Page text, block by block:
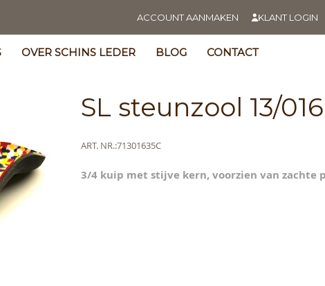
ACCOUNT AANMAKEN KLANT LOGIN
OVER SCHINS LEDER BLOG CONTACT
SL steunzool 13/016
Meer
ART. NR.71301635C
3/4 kuip met stijve kern, voorzien van zachte